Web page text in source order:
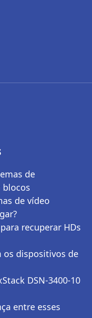
de
blocos
de vídeo
recuperar HDs
os dispositivos de
DSN-3400-10
entre esses